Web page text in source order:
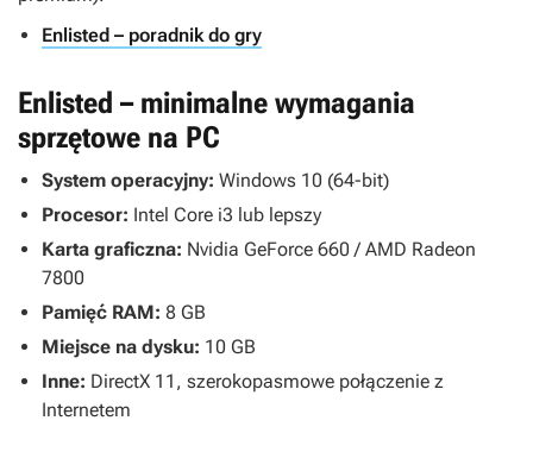
Enlisted – poradnik do gry
Enlisted – minimalne wymagania
sprzętowe na PC
System operacyjny: Windows 10 (64-bit)
Procesor: Intel Core i3 lub lepszy
Karta graficzna: Nvidia GeForce 660 / AMD Radeon
7800
Pamięć RAM: 8 GB
Miejsce na dysku: 10 GB
Inne: DirectX 11, szerokopasmowe połączenie z
Internetem